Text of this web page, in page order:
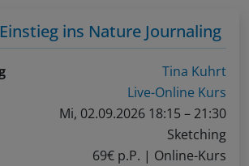
ins Nature Journaling
Tina Kuhrt
Live-Online Kurs
Mi, 02.09.2026 18:15 – 21:30
Sketching
69€ p.P. | Online-Kurs